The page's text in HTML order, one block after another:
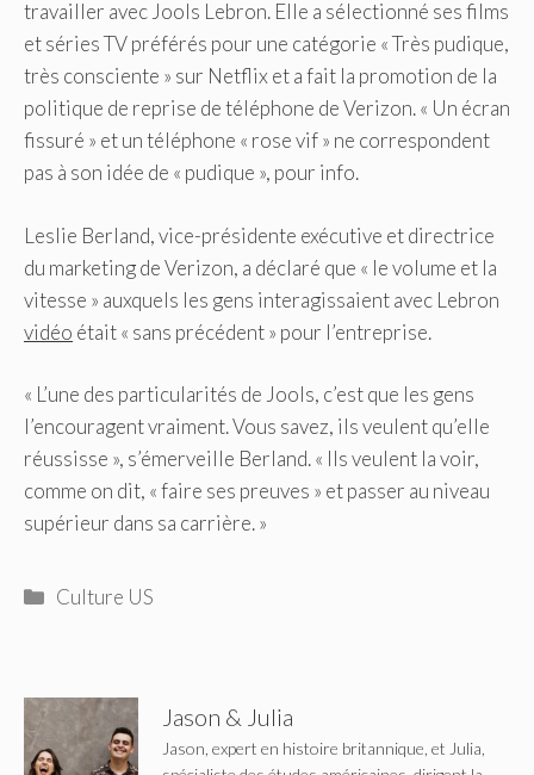
travailler avec Jools Lebron. Elle a sélectionné ses films
et séries TV préférés pour une catégorie « Très pudique,
très consciente » sur Netflix et a fait la promotion de la
politique de reprise de téléphone de Verizon. « Un écran
fissuré » et un téléphone « rose vif » ne correspondent
pas à son idée de « pudique », pour info.
Leslie Berland, vice-présidente exécutive et directrice
du marketing de Verizon, a déclaré que « le volume et la
vitesse » auxquels les gens interagissaient avec Lebron
vidéo était « sans précédent » pour l’entreprise.
« L’une des particularités de Jools, c’est que les gens
l’encouragent vraiment. Vous savez, ils veulent qu’elle
réussisse », s’émerveille Berland. « Ils veulent la voir,
comme on dit, « faire ses preuves » et passer au niveau
supérieur dans sa carrière. »
Catégories
Culture US
Jason & Julia
Jason, expert en histoire britannique, et Julia,